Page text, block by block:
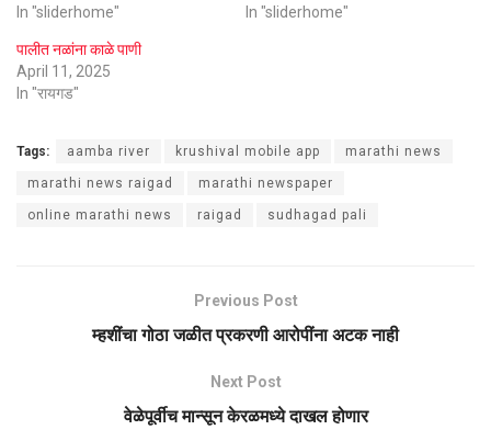
In "sliderhome"
In "sliderhome"
पालीत नळांना काळे पाणी
April 11, 2025
In "रायगड"
Tags: aamba river krushival mobile app marathi news
marathi news raigad marathi newspaper
online marathi news raigad sudhagad pali
Previous Post
म्हशींचा गोठा जळीत प्रकरणी आरोपींना अटक नाही
Next Post
वेळेपूर्वीच मान्सून केरळमध्ये दाखल होणार